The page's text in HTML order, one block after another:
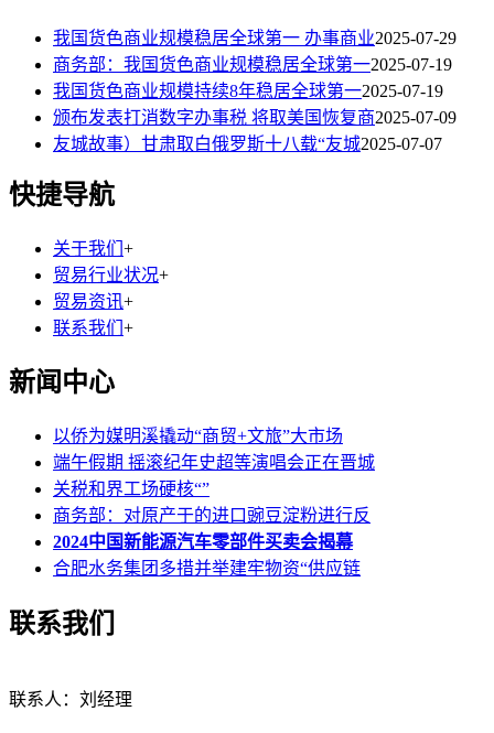
我国货色商业规模稳居全球第一 办事商业2025-07-29
商务部：我国货色商业规模稳居全球第一2025-07-19
我国货色商业规模持续8年稳居全球第一2025-07-19
颁布发表打消数字办事税 将取美国恢复商2025-07-09
友城故事）甘肃取白俄罗斯十八载“友城2025-07-07
快捷导航
关于我们 +
贸易行业状况+
贸易资讯+
联系我们 +
新闻中心
以侨为媒明溪撬动“商贸+文旅”大市场
端午假期 摇滚纪年史超等演唱会正在晋城
关税和界工场硬核“”
商务部：对原产于的进口豌豆淀粉进行反
2024中国新能源汽车零部件买卖会揭幕
合肥水务集团多措并举建牢物资“供应链
联系我们
联系人：刘经理